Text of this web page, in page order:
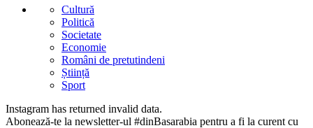
Cultură
Politică
Societate
Economie
Români de pretutindeni
Știință
Sport
Instagram has returned invalid data.
Abonează-te la newsletter-ul #dinBasarabia pentru a fi la curent cu